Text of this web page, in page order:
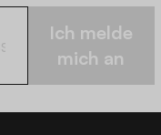
Ich melde
mich an